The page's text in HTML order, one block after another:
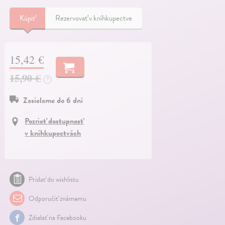
Kúpiť Rezervovať v kníhkupectve
15,42 €
15,90 € ?
Zasielame do 6 dní
Pozrieť dostupnosť
v kníhkupectvách
Pridať do wishlistu
Odporučiť známemu
Zdielať na Facebooku